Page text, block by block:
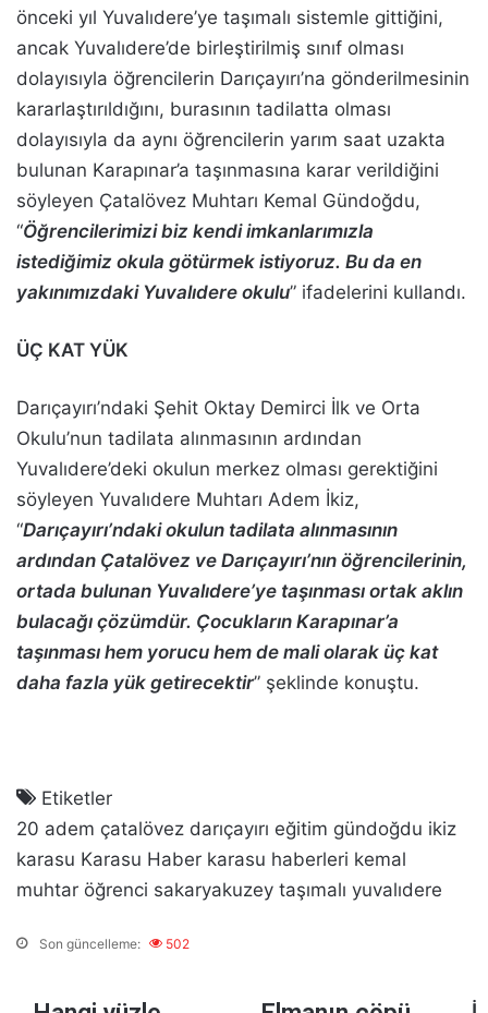
önceki yıl Yuvalıdere’ye taşımalı sistemle gittiğini,
ancak Yuvalıdere’de birleştirilmiş sınıf olması
dolayısıyla öğrencilerin Darıçayırı’na gönderilmesinin
kararlaştırıldığını, burasının tadilatta olması
dolayısıyla da aynı öğrencilerin yarım saat uzakta
bulunan Karapınar’a taşınmasına karar verildiğini
söyleyen Çatalövez Muhtarı Kemal Gündoğdu,
“Öğrencilerimizi biz kendi imkanlarımızla
istediğimiz okula götürmek istiyoruz. Bu da en
yakınımızdaki Yuvalıdere okulu” ifadelerini kullandı.
ÜÇ KAT YÜK
Darıçayırı’ndaki Şehit Oktay Demirci İlk ve Orta
Okulu’nun tadilata alınmasının ardından
Yuvalıdere’deki okulun merkez olması gerektiğini
söyleyen Yuvalıdere Muhtarı Adem İkiz,
“Darıçayırı’ndaki okulun tadilata alınmasının
ardından Çatalövez ve Darıçayırı’nın öğrencilerinin,
ortada bulunan Yuvalıdere’ye taşınması ortak aklın
bulacağı çözümdür. Çocukların Karapınar’a
taşınması hem yorucu hem de mali olarak üç kat
daha fazla yük getirecektir” şeklinde konuştu.
Etiketler
20 adem çatalövez darıçayırı eğitim gündoğdu ikiz
karasu Karasu Haber karasu haberleri kemal
muhtar öğrenci sakaryakuzey taşımalı yuvalıdere
Son güncelleme: 502
H
E